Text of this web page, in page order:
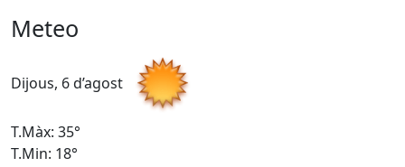
Meteo
Dijous, 6 d’agost
T.Màx: 35°
T.Min: 18°